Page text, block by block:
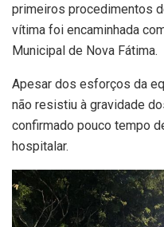
primeiros procedimentos
vítima foi encaminhada
Municipal de Nova Fátima.
Apesar dos esforços da
não resistiu à gravidade
confirmado pouco tempo
hospitalar.